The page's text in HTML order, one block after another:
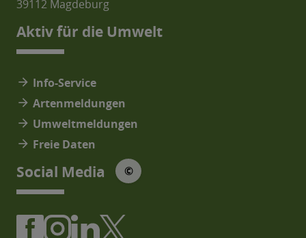
39112 Magdeburg
Aktiv für die Umwelt
arrow_forward Info-Service
arrow_forward Artenmeldungen
arrow_forward Umweltmeldungen
arrow_forward Freie Daten
Social Media © © Social Media Icons: jam-